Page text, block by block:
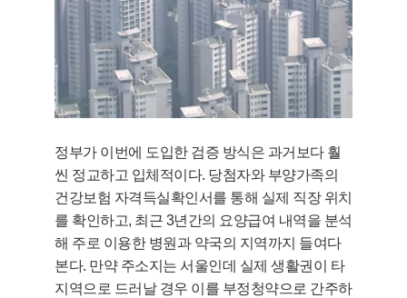
정부가 이번에 도입한 검증 방식은 과거보다 훨
씬 정교하고 입체적이다. 당첨자와 부양가족의
건강보험 자격득실확인서를 통해 실제 직장 위치
를 확인하고, 최근 3년간의 요양급여 내역을 분석
해 주로 이용한 병원과 약국의 지역까지 들여다
본다. 만약 주소지는 서울인데 실제 생활권이 타
지역으로 드러날 경우 이를 부정청약으로 간주하